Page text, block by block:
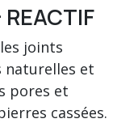
joints
naturelles et
pores et
cassées.